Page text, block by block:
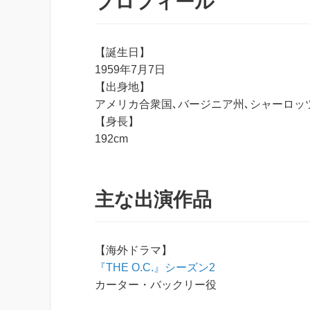
【誕生日】
1959年7月7日
【出身地】
アメリカ合衆国､バージニア州､シャーロッ
【身長】
192cm
主な出演作品
【海外ドラマ】
『THE O.C.』シーズン2
カーター・バックリー役